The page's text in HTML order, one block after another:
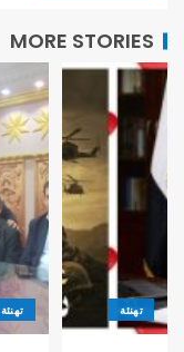
MORE STORIES
تهنئة تهنئة